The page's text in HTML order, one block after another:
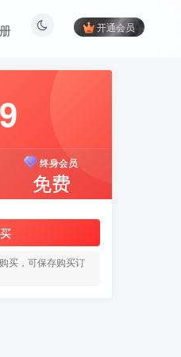
开通会员
终身会员
免费
买，可保存购买订